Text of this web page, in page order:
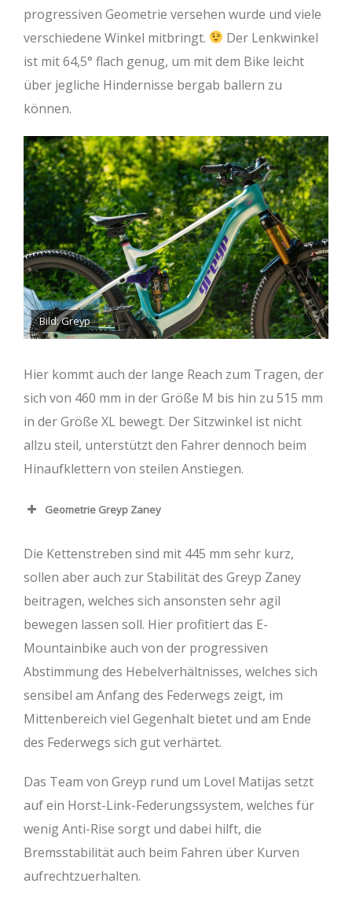
progressiven Geometrie versehen wurde und viele
verschiedene Winkel mitbringt.
Der Lenkwinkel
ist mit 64,5° flach genug, um mit dem Bike leicht
über jegliche Hindernisse bergab ballern zu
können.
Bild: Greyp
Hier kommt auch der lange Reach zum Tragen, der
sich von 460 mm in der Größe M bis hin zu 515 mm
in der Größe XL bewegt. Der Sitzwinkel ist nicht
allzu steil, unterstützt den Fahrer dennoch beim
Hinaufklettern von steilen Anstiegen.
Geometrie Greyp Zaney
Oberrohr (mm)
610 630
665
Steuerrohr (mm)
110 120
Sitzrohr (mm)
410 430
460
Sitzwinkel (°)
76,8 76,8
Kettenstrebe (mm)
445
Reach (mm)
460 480
515
Stack (mm)
628 637
Radstand (mm)
Die Kettenstreben sind mit 445 mm sehr kurz,
sollen aber auch zur Stabilität des Greyp Zaney
beitragen, welches sich ansonsten sehr agil
bewegen lassen soll. Hier profitiert das E-
Mountainbike auch von der progressiven
Abstimmung des Hebelverhältnisses, welches sich
sensibel am Anfang des Federwegs zeigt, im
Mittenbereich viel Gegenhalt bietet und am Ende
des Federwegs sich gut verhärtet.
Das Team von Greyp rund um Lovel Matijas setzt
auf ein Horst-Link-Federungssystem, welches für
wenig Anti-Rise sorgt und dabei hilft, die
Bremsstabilität auch beim Fahren über Kurven
aufrechtzuerhalten.